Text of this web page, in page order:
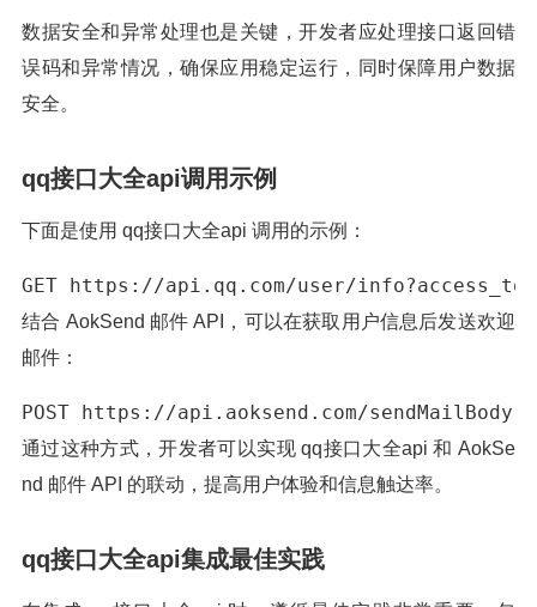
数据安全和异常处理也是关键，开发者应处理接口返回错
误码和异常情况，确保应用稳定运行，同时保障用户数据
安全。
qq接口大全api调用示例
下面是使用 qq接口大全api 调用的示例：
GET https://api.qq.com/user/
结合 AokSend 邮件 API，可以在获取用户信息后发送欢迎
邮件：
POST https://api.aoksend.com/
通过这种方式，开发者可以实现 qq接口大全api 和 AokSe
nd 邮件 API 的联动，提高用户体验和信息触达率。
qq接口大全api集成最佳实践